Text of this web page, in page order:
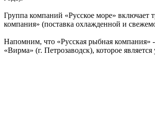
Группа компаний «Русское море» включает
компания» (поставка охлажденной и
Напомним, что «Русская рыбная компания»
«Вирма» (г. Петрозаводск), которое